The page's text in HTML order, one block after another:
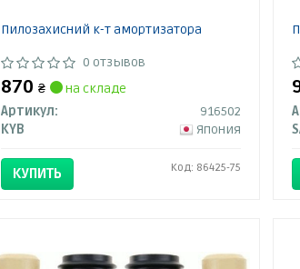
Пилозахисний к-т амортизатора
0 отзывов
870₴
на складе
Артикул:
916502
KYB
Япония
КУПИТЬ Код: 86425-75